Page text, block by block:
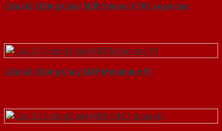
Cửa Gỗ Chống Cháy MDF Veneer P1R5 xoan dao
Cửa Gỗ Chống Cháy MDF Melamine P1